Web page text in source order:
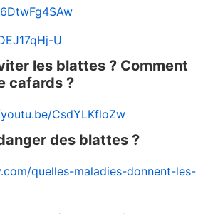
U
les blattes ? Comment
cafards ?
CsdYLKfloZw
des blattes ?
quelles-maladies-donnent-les-